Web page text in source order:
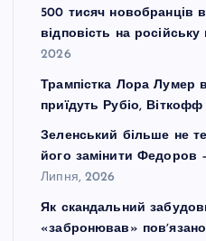
500 тисяч новобранців
відповість на російську
2026
Трампістка Лора Лумер
приїдуть Рубіо,
Зеленський більше не
його замінити Федоров
Липня, 2026
Як скандальний
«забронював»